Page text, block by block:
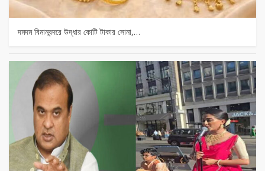
দমদম বিমানবন্দরে উদ্ধার কোটি টাকার সোনা,…